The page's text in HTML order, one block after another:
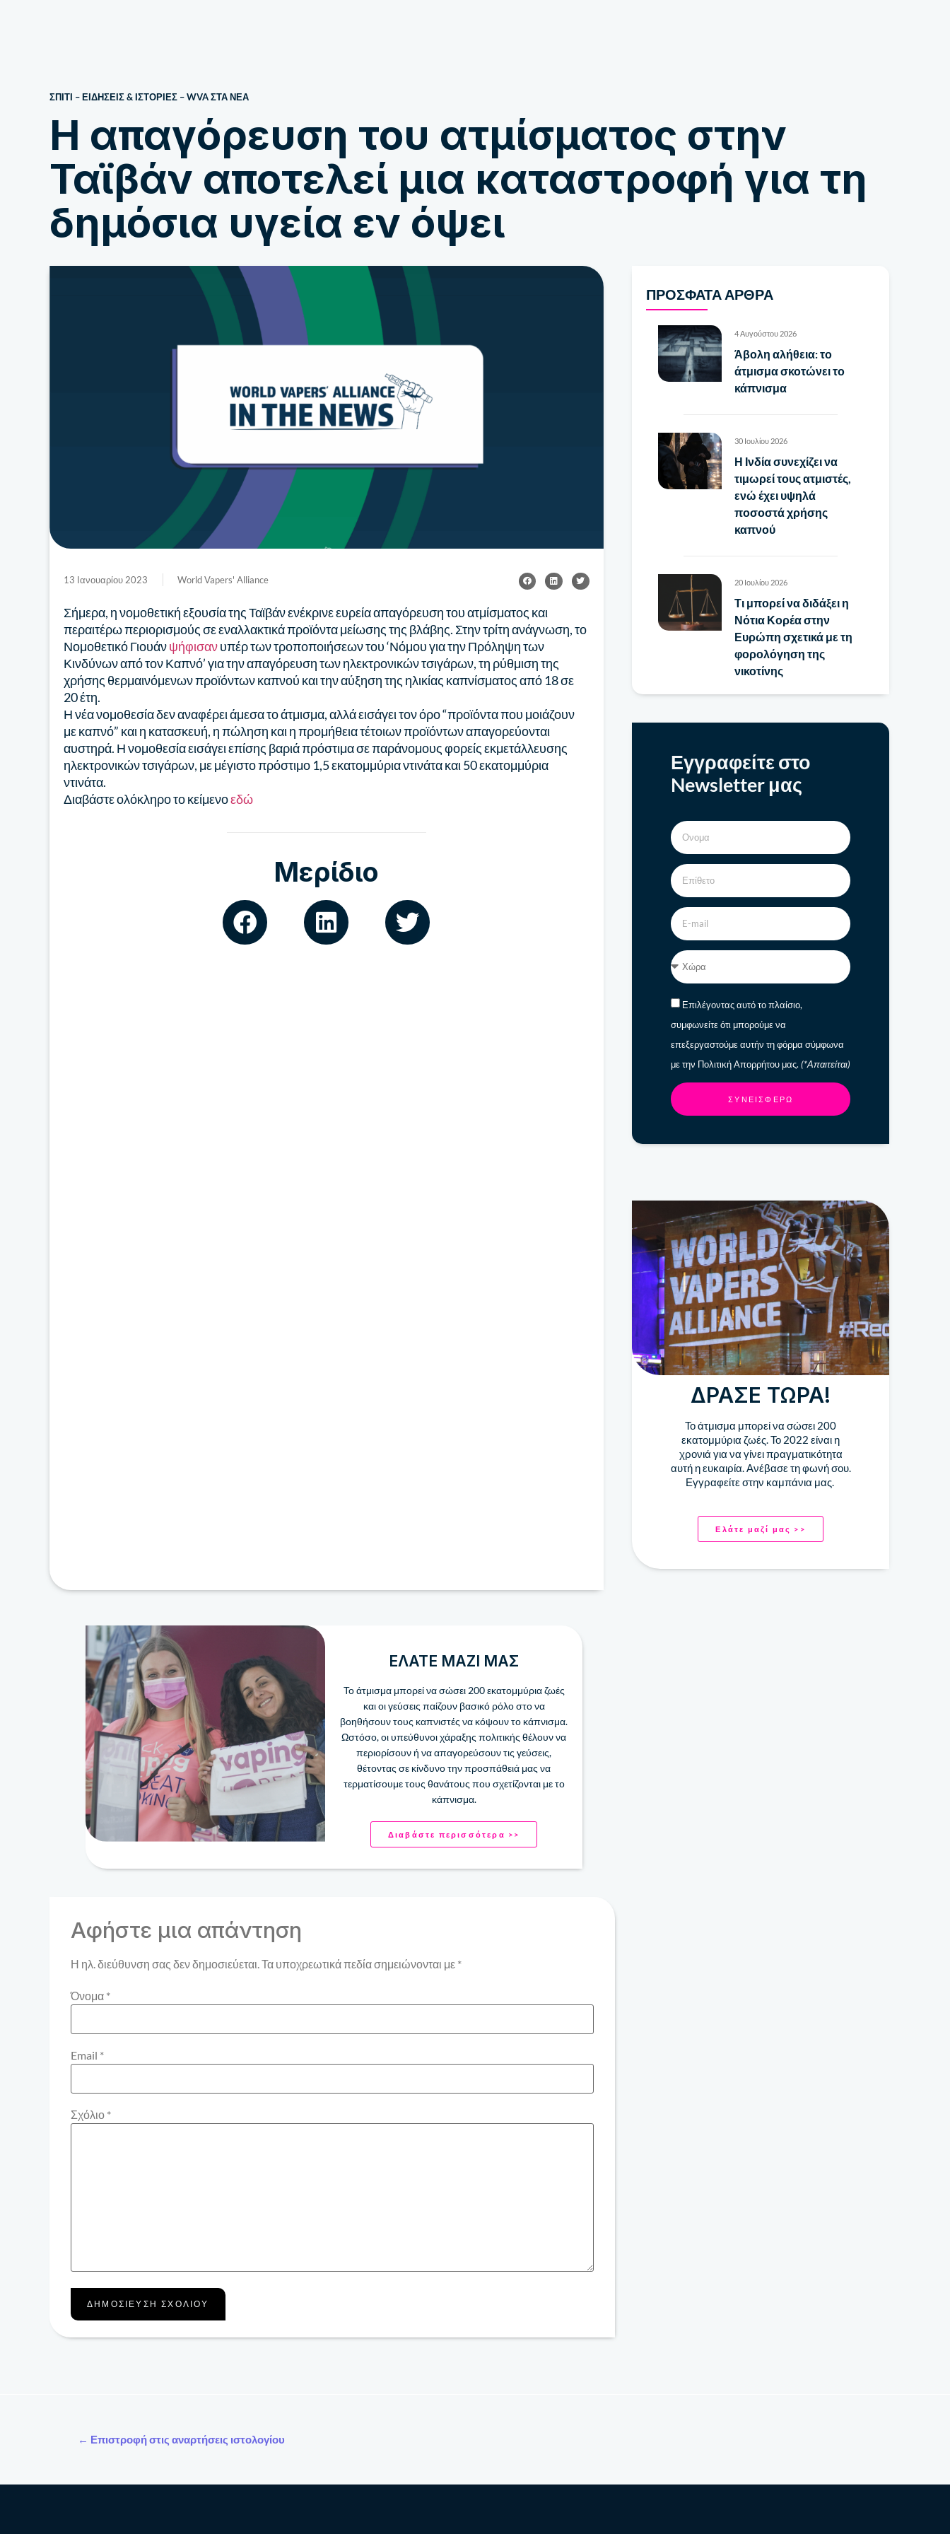
ΣΠΙΤΙ –ΕΙΔΗΣΕΙΣ & ΙΣΤΟΡΙΕΣ –WVA ΣΤΑ ΝΈΑ
Η απαγόρευση του ατμίσματος στην
Ταϊβάν αποτελεί μια καταστροφή για τη
δημόσια υγεία εν όψει
13 Ιανουαρίου 2023 World Vapers' Alliance
Σήμερα, η νομοθετική εξουσία της Ταϊβάν ενέκρινε ευρεία απαγόρευση του ατμίσματος και
περαιτέρω περιορισμούς σε εναλλακτικά προϊόντα μείωσης της βλάβης. Στην τρίτη ανάγνωση, το
Νομοθετικό Γιουάνψήφισανυπέρ των τροποποιήσεων του ‘Νόμου για την Πρόληψη των
Κινδύνων από τον Καπνό’ για την απαγόρευση των ηλεκτρονικών τσιγάρων, τη ρύθμιση της
χρήσης θερμαινόμενων προϊόντων καπνού και την αύξηση της ηλικίας καπνίσματος από 18 σε
20 έτη.
Η νέα νομοθεσία δεν αναφέρει άμεσα το άτμισμα, αλλά εισάγει τον όρο “προϊόντα που μοιάζουν
με καπνό” και η κατασκευή, η πώληση και η προμήθεια τέτοιων προϊόντων απαγορεύονται
αυστηρά. Η νομοθεσία εισάγει επίσης βαριά πρόστιμα σε παράνομους φορείς εκμετάλλευσης
ηλεκτρονικών τσιγάρων, με μέγιστο πρόστιμο 1,5 εκατομμύρια ντινάτα και 50 εκατομμύρια
ντινάτα.
Διαβάστε ολόκληρο το κείμενοεδώ
Μερίδιο
ΠΡΌΣΦΑΤΑ ΆΡΘΡΑ
4 Αυγούστου 2026
Άβολη αλήθεια: το
άτμισμα σκοτώνει το
κάπνισμα
30 Ιουλίου 2026
Η Ινδία συνεχίζει να
τιμωρεί τους ατμιστές,
ενώ έχει υψηλά
ποσοστά χρήσης
καπνού
20 Ιουλίου 2026
Τι μπορεί να διδάξει η
Νότια Κορέα στην
Ευρώπη σχετικά με τη
φορολόγηση της
νικοτίνης
Εγγραφείτε στο
Newsletter μας
Επιλέγοντας αυτό το πλαίσιο,
συμφωνείτε ότι μπορούμε να
επεξεργαστούμε αυτήν τη φόρμα σύμφωνα
με την Πολιτική Απορρήτου μας. (*Απαιτείται)
ΣΥΝΕΙΣΦΈΡΩ
ΔΡΆΣΕ ΤΏΡΑ!
Το άτμισμα μπορεί να σώσει 200
εκατομμύρια ζωές. Το 2022 είναι η
χρονιά για να γίνει πραγματικότητα
αυτή η ευκαιρία. Ανέβασε τη φωνή σου.
Εγγραφείτε στην καμπάνια μας.
Ελάτε μαζί μας >>
ΕΛΆΤΕ ΜΑΖΊ ΜΑΣ
Το άτμισμα μπορεί να σώσει 200 ​​εκατομμύρια ζωές
και οι γεύσεις παίζουν βασικό ρόλο στο να
βοηθήσουν τους καπνιστές να κόψουν το κάπνισμα.
Ωστόσο, οι υπεύθυνοι χάραξης πολιτικής θέλουν να
περιορίσουν ή να απαγορεύσουν τις γεύσεις,
θέτοντας σε κίνδυνο την προσπάθειά μας να
τερματίσουμε τους θανάτους που σχετίζονται με το
κάπνισμα.
Διαβάστε περισσότερα >>
Αφήστε μια απάντηση
Η ηλ. διεύθυνση σας δεν δημοσιεύεται.Τα υποχρεωτικά πεδία σημειώνονται με *
Όνομα *
Email *
Σχόλιο *
← Επιστροφή στις αναρτήσεις ιστολογίου